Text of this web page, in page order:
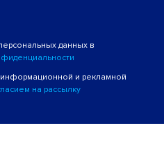
данных в
и рекламной
на рассылку